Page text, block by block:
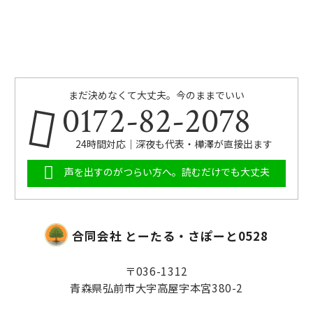
まだ決めなくて大丈夫。今のままでいい
0172-82-2078
24時間対応｜深夜も代表・樺澤が直接出ます
声を出すのがつらい方へ。読むだけでも大丈夫
合同会社 とーたる・さぽーと0528
〒036-1312
青森県弘前市大字高屋字本宮380-2